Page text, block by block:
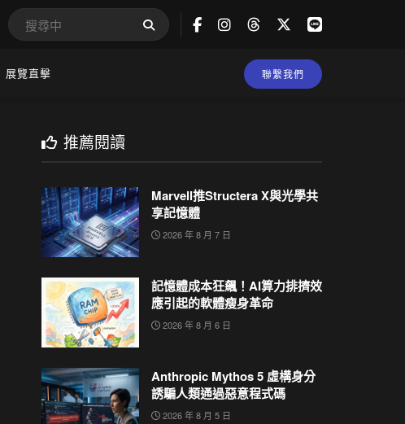
展覽直擊 聯繫我們
推薦閱讀
Marvell推Structera X與光學共
享記憶體
2026 年 8 月 7 日
記憶體成本狂飆！AI算力排擠效
應引起的軟體瘦身革命
2026 年 8 月 6 日
Anthropic Mythos 5 虛構身分
誘騙人類通過惡意程式碼
2026 年 8 月 5 日